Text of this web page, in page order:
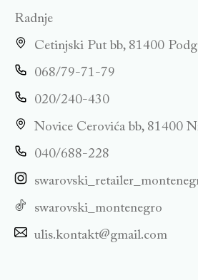
Radnje
Cetinjski Put bb, 81400
068/79-71-79
020/240-430
Novice Cerovića bb, 81400
040/688-228
swarovski_montenegro
ulis.kontakt@gmail.com